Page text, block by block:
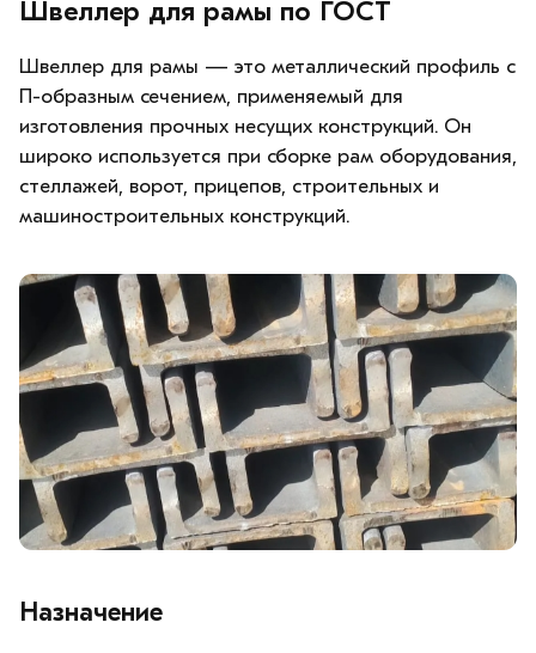
Швеллер для рамы по ГОСТ
Швеллер для рамы — это металлический профиль с
П-образным сечением, применяемый для
изготовления прочных несущих конструкций. Он
широко используется при сборке рам оборудования,
стеллажей, ворот, прицепов, строительных и
машиностроительных конструкций.
Назначение